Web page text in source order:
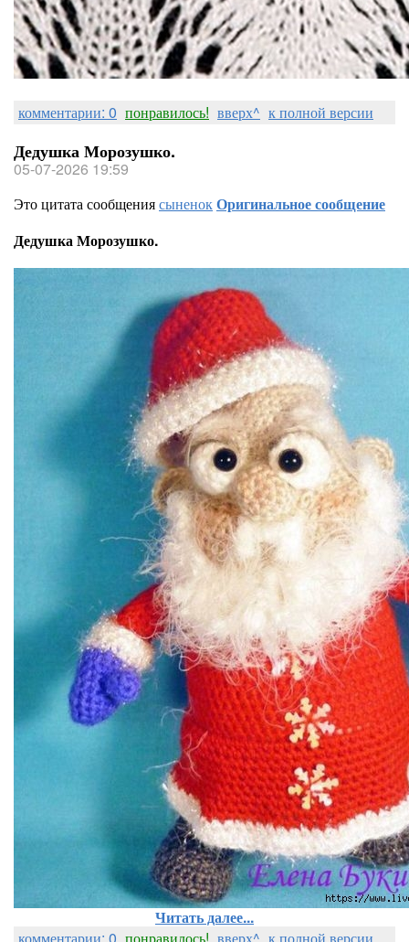
комментарии: 0 понравилось! вверх^ к полной версии
Дедушка Морозушко.
05-07-2026 19:59
Это цитата сообщениясыненокОригинальное сообщение
Дедушка Морозушко.
Читать далее...